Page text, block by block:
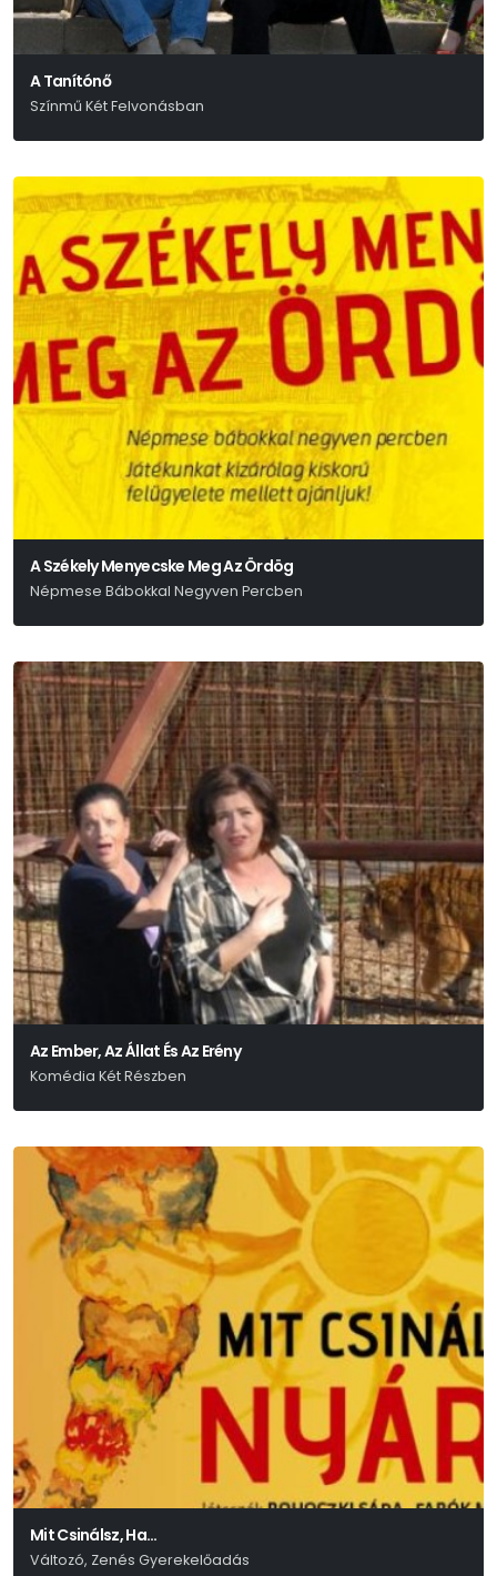
A Tanítónő
Színmű Két Felvonásban
A Székely Menyecske Meg Az Ördög
Népmese Bábokkal Negyven Percben
Az Ember, Az Állat És Az Erény
Komédia Két Részben
Mit Csinálsz, Ha…
Változó, Zenés Gyerekelőadás